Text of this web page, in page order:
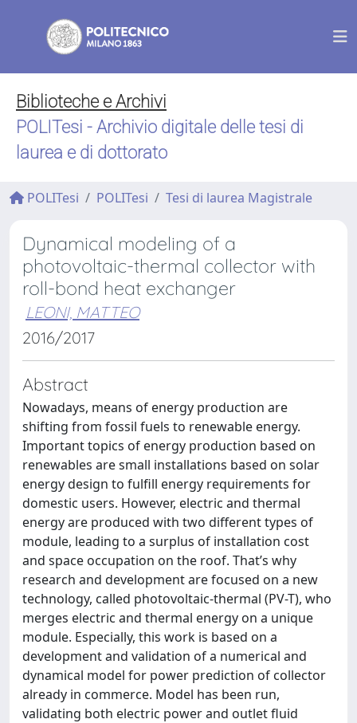
Biblioteche e Archivi
POLITesi - Archivio digitale delle tesi di
laurea e di dottorato
POLITesi POLITesi Tesi di laurea Magistrale
Dynamical modeling of a
photovoltaic-thermal collector with
roll-bond heat exchanger
LEONI, MATTEO
2016/2017
Abstract
Nowadays, means of energy production are
shifting from fossil fuels to renewable energy.
Important topics of energy production based on
renewables are small installations based on solar
energy design to fulfill energy requirements for
domestic users. However, electric and thermal
energy are produced with two different types of
module, leading to a surplus of installation cost
and space occupation on the roof. That’s why
research and development are focused on a new
technology, called photovoltaic-thermal (PV-T), who
merges electric and thermal energy on a unique
module. Especially, this work is based on a
development and validation of a numerical and
dynamical model for power prediction of collector
already in commerce. Model has been run,
validating both electric power and outlet fluid